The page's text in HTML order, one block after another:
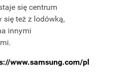
się centrum
się też z lodówką,
innymi
www.samsung.com/pl